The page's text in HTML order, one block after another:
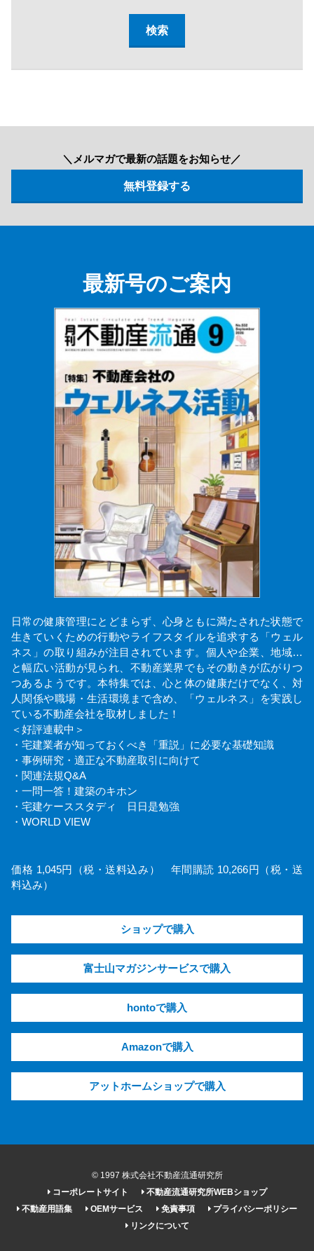
＼メルマガで最新の話題をお知らせ／
最新号のご案内
日常の健康管理にとどまらず、心身ともに満たされた状態で
生きていくための行動やライフスタイルを追求する「ウェル
ネス」の取り組みが注目されています。個人や企業、地域…
と幅広い活動が見られ、不動産業界でもその動きが広がりつ
つあるようです。本特集では、心と体の健康だけでなく、対
人関係や職場・生活環境まで含め、「ウェルネス」を実践し
ている不動産会社を取材しました！
＜好評連載中＞
・宅建業者が知っておくべき「重説」に必要な基礎知識
・事例研究・適正な不動産取引に向けて
・関連法規Q&A
・一問一答！建築のキホン
・宅建ケーススタディ 日日是勉強
・WORLD VIEW
価格 1,045円（税・送料込み） 年間購読 10,266円（税・送
料込み）
ショップで購入
富士山マガジンサービスで購入
hontoで購入
Amazonで購入
アットホームショップで購入
© 1997 株式会社不動産流通研究所
コーポレートサイト
不動産流通研究所WEBショップ
不動産用語集
OEMサービス 免責事項
プライバシーポリシー
リンクについて